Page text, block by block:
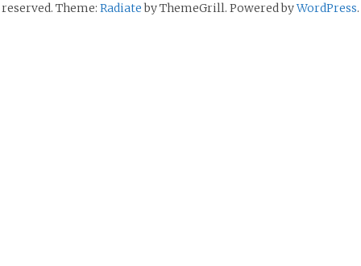
reserved. Theme: Radiateby ThemeGrill. Powered byWordPress.